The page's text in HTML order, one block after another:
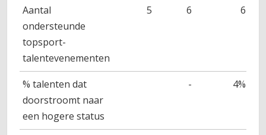
Aantal
ondersteunde
topsport-
talentevenementen
5 6 6
% talenten dat
doorstroomt naar
een hogere status
- 4%